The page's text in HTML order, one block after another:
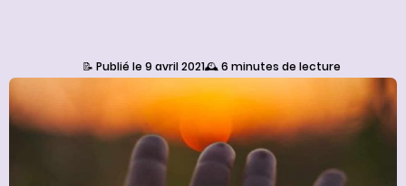
📝 Publié le 9 avril 2021🕰️ 6 minutes de lecture